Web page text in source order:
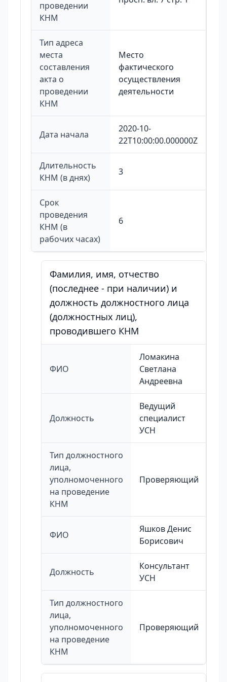
проведении
КНМ
Тип адреса
места
составления
акта о
проведении
КНМ
Место
фактического
осуществления
деятельности
Дата начала
2020-10-
22T10:00:00.000000Z
Длительность
КНМ (в днях)
3
Срок
проведения
КНМ (в
рабочих часах)
6
Фамилия, имя, отчество
(последнее - при наличии) и
должность должностного лица
(должностных лиц),
проводившего КНМ
ФИО
Ломакина
Светлана
Андреевна
Должность
Ведущий
специалист
УСН
Тип должностного
лица,
уполномоченного
на проведение
КНМ
Проверяющий
ФИО
Яшков Денис
Борисович
Должность
Консультант
УСН
Тип должностного
лица,
уполномоченного
на проведение
КНМ
Проверяющий